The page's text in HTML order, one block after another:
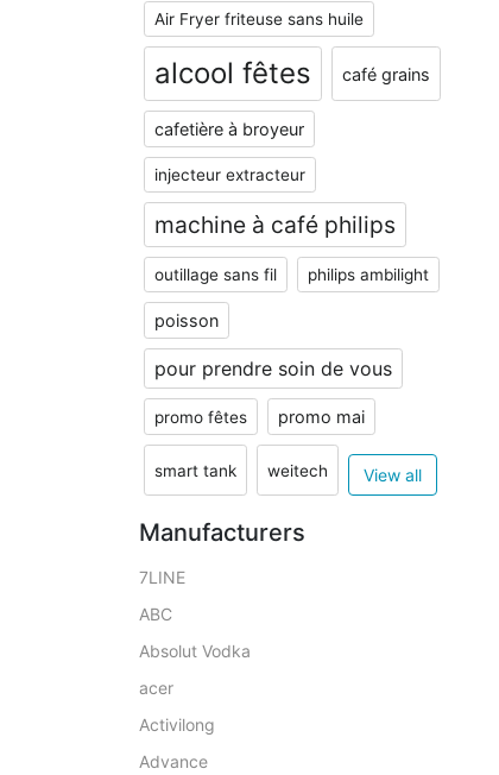
Air Fryer friteuse sans huile
alcool fêtes café grains
cafetière à broyeur
injecteur extracteur
machine à café philips
outillage sans fil philips ambilight
poisson
pour prendre soin de vous
promo fêtes promo mai
smart tank weitech View all
Manufacturers
7LINE
ABC
Absolut Vodka
acer
Activilong
Advance